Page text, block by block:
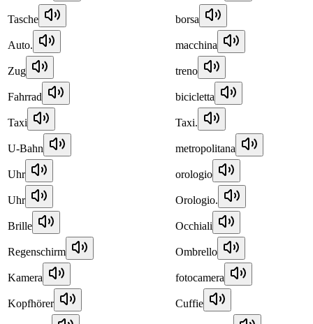
Tasche borsa
Auto. macchina
Zug treno
Fahrrad bicicletta
Taxi Taxi.
U-Bahn metropolitana
Uhr orologio
Uhr Orologio.
Brille Occhiali
Regenschirm Ombrello
Kamera fotocamera
Kopfhörer Cuffie